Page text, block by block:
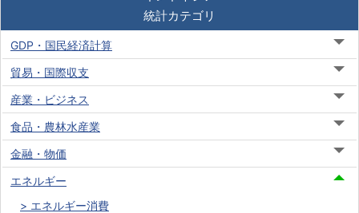
統計カテゴリ
GDP・国民経済計算
貿易・国際収支
産業・ビジネス
食品・農林水産業
金融・物価
エネルギー
エネルギー消費